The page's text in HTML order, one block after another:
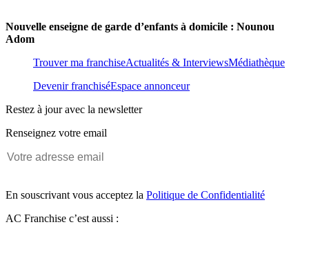
Nouvelle enseigne de garde d’enfants à domicile : Nounou
Adom
Trouver ma franchiseActualités & InterviewsMédiathèque
Devenir franchiséEspace annonceur
Restez à jour avec la newsletter
Renseignez votre email
En souscrivant vous acceptez la Politique de Confidentialité
AC Franchise c’est aussi :